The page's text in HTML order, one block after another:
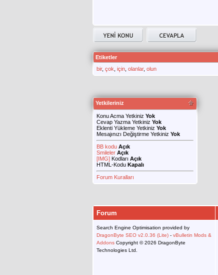
Etiketler
bir, çok için olanlar, olun
Yetkileriniz
Konu Acma Yetkiniz Yok
Cevap Yazma Yetkiniz Yok
Eklenti Yükleme Yetkiniz Yok
Mesajınızı Değiştirme Yetkiniz Yok
BB kodu Açık
Smileler Açık
[IMG] Kodları Açık
HTML-Kodu Kapalı
Forum Kuralları
Forum
Search Engine Optimisation provided by
DragonByte SEO v2.0.36 (Lite) - vBulletin Mods &
Addons Copyright © 2026 DragonByte
Technologies Ltd.